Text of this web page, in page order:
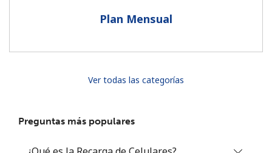
Plan Mensual
Ver todas las categorías
Preguntas más populares